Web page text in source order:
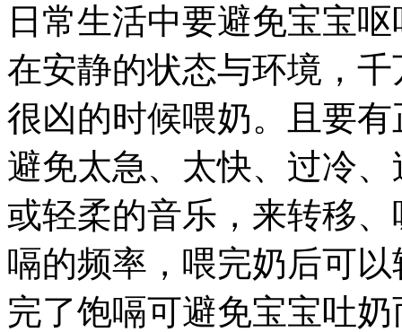
日常生活中要避免宝宝
在安静的状态与环境，
很凶的时候喂奶。且要
避免太急、太快、过冷
或轻柔的音乐，来转移
嗝的频率，喂完奶后可
完了饱嗝可避免宝宝吐